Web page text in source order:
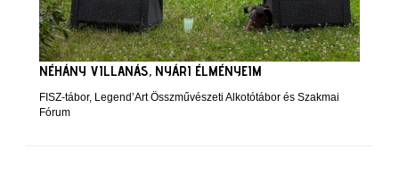
NÉHÁNY VILLANÁS, NYÁRI ÉLMÉNYEIM
FISZ-tábor, Legend’Art Összművészeti Alkotótábor és Szakmai
Fórum